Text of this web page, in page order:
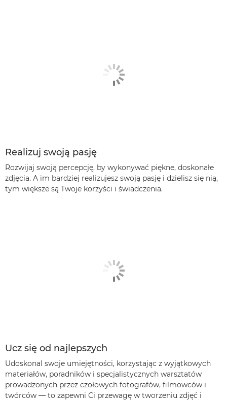
Realizuj swoją pasję
Rozwijaj swoją percepcję, by wykonywać piękne, doskonałe
zdjęcia. A im bardziej realizujesz swoją pasję i dzielisz się nią,
tym większe są Twoje korzyści i świadczenia.
Ucz się od najlepszych
Udoskonal swoje umiejętności, korzystając z wyjątkowych
materiałów, poradników i specjalistycznych warsztatów
prowadzonych przez czołowych fotografów, filmowców i
twórców — to zapewni Ci przewagę w tworzeniu zdjęć i